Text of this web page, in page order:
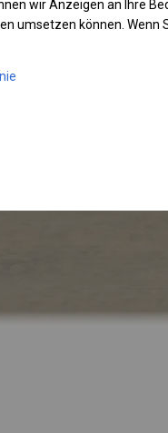
wir Anzeigen an Ihre
umsetzen können.